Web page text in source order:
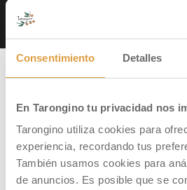
Consentimiento Detalles
En Tarongino tu privacidad nos
Tarongino utiliza cookies para
experiencia, recordando tus
También usamos cookies para
de anuncios. Es posible que se
PUBLICACIONES